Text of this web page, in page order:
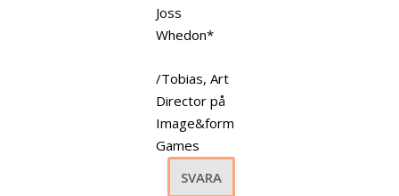
Joss
Whedon*
/Tobias, Art
Director på
Image&form
Games
SVARA